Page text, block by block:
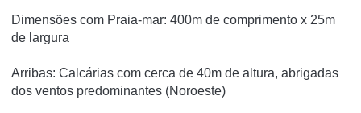
Dimensões com Praia-mar: 400m de comprimento x 25m
de largura
Arribas: Calcárias com cerca de 40m de altura, abrigadas
dos ventos predominantes (Noroeste)